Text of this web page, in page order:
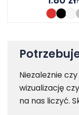
Niezależnie
wizualizację
na nas liczyć.